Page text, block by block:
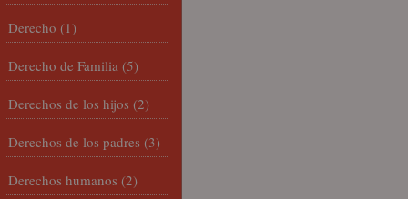
Derecho (1)
Derecho de Familia (5)
Derechos de los hijos (2)
Derechos de los padres (3)
Derechos humanos (2)